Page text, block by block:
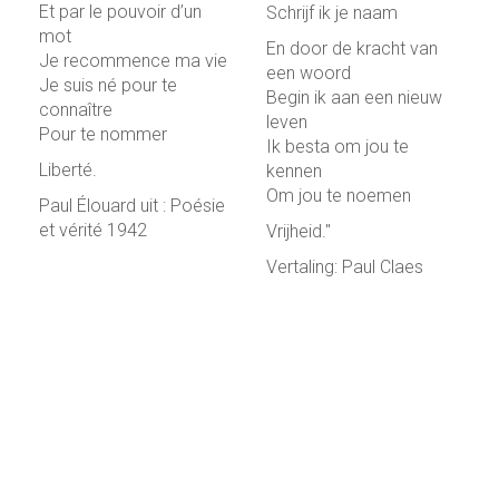
Et par le pouvoir d’un
mot
Je recommence ma vie
Je suis né pour te
connaître
Pour te nommer
Liberté.
Paul Élouard uit : Poésie
et vérité 1942
Schrijf ik je naam
En door de kracht van
een woord
Begin ik aan een nieuw
leven
Ik besta om jou te
kennen
Om jou te noemen
Vrijheid."
Vertaling: Paul Claes